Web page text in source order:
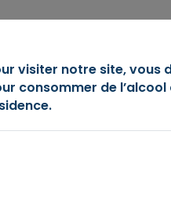
visiter notre site, vous
consommer de